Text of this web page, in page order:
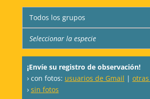
¡Envíe su registro de observación!
› con fotos: usuarios de Gmail |
› sin fotos